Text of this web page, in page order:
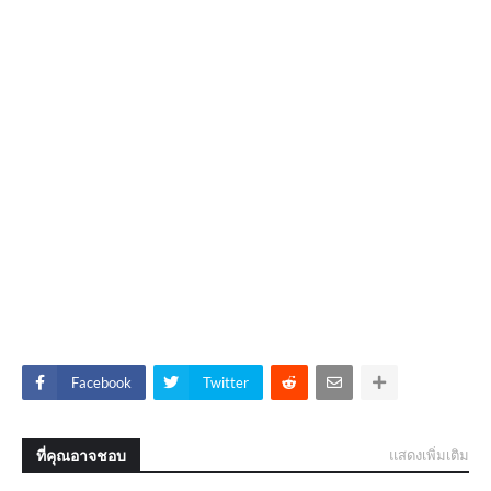
Facebook Twitter
ที่คุณอาจชอบ แสดงเพิ่มเติม